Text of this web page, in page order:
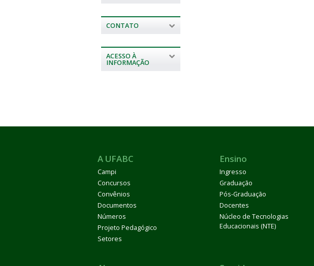
CONTATO
ACESSO À
INFORMAÇÃO
A UFABC
Campi
Concursos
Convênios
Documentos
Números
Projeto Pedagógico
Setores
Ensino
Ingresso
Graduação
Pós-Graduação
Docentes
Núcleo de Tecnologias
Educacionais (NTE)